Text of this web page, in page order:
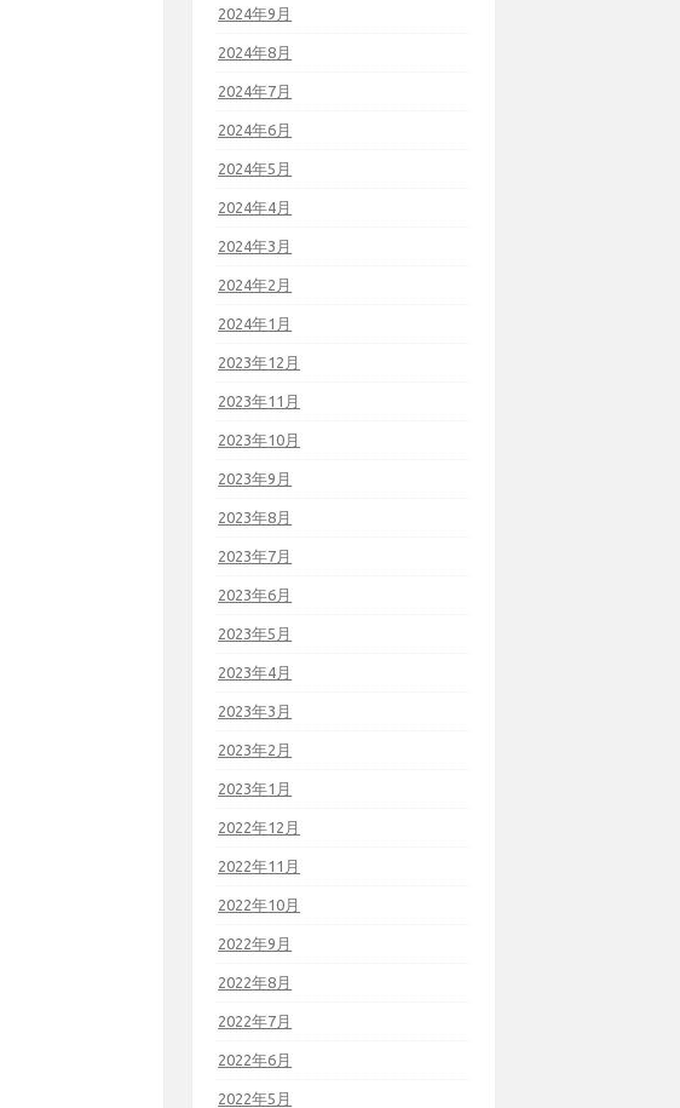
2024年9月
2024年8月
2024年7月
2024年6月
2024年5月
2024年4月
2024年3月
2024年2月
2024年1月
2023年12月
2023年11月
2023年10月
2023年9月
2023年8月
2023年7月
2023年6月
2023年5月
2023年4月
2023年3月
2023年2月
2023年1月
2022年12月
2022年11月
2022年10月
2022年9月
2022年8月
2022年7月
2022年6月
2022年5月